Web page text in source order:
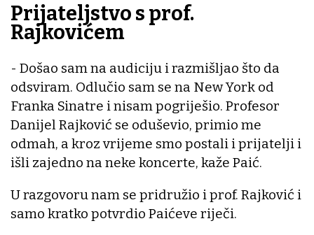
Prijateljstvo s prof.
Rajkovićem
- Došao sam na audiciju i razmišljao što da
odsviram. Odlučio sam se na New York od
Franka Sinatre i nisam pogriješio. Profesor
Danijel Rajković se oduševio, primio me
odmah, a kroz vrijeme smo postali i prijatelji i
išli zajedno na neke koncerte, kaže Paić.
U razgovoru nam se pridružio i prof. Rajković i
samo kratko potvrdio Paićeve riječi.